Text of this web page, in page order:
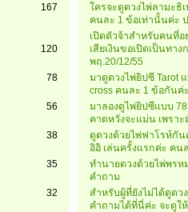
167
120
78
56
38
35
32
ใครจะดูดวงไพ่ลามะธิ
คนละ 1 ข้อเท่านั้นค่ะ
เปิดตัวจ้าสำหรับคนที่อ
เสียเงินขอเปิดเป็นทาง
พฤ.20/12/55
มาดูดวงไพ่ยิปซี Tarot
cross คนละ 1 ข้อกันค่
มาลองดูไพ่ยิปซีแบบ
คาดหวังจะแม่น เพรา
ดูดวงด้วยไพ่ฟาโรห์กั
อิอิ เล่นครั้งแรกค่ะ คน
ทำนายดวงด้วยไพ่พร
คำถาม
สำหรับผู้ที่ยังไม่ได้ดูด
คำถามได้ที่นี่ค่ะ จะดูใ